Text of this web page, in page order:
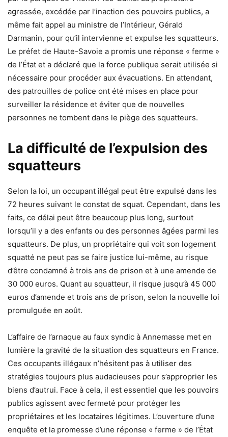
agressée, excédée par l’inaction des pouvoirs publics, a
même fait appel au ministre de l’Intérieur, Gérald
Darmanin, pour qu’il intervienne et expulse les squatteurs.
Le préfet de Haute-Savoie a promis une réponse « ferme »
de l’État et a déclaré que la force publique serait utilisée si
nécessaire pour procéder aux évacuations. En attendant,
des patrouilles de police ont été mises en place pour
surveiller la résidence et éviter que de nouvelles
personnes ne tombent dans le piège des squatteurs.
La difficulté de l’expulsion des
squatteurs
Selon la loi, un occupant illégal peut être expulsé dans les
72 heures suivant le constat de squat. Cependant, dans les
faits, ce délai peut être beaucoup plus long, surtout
lorsqu’il y a des enfants ou des personnes âgées parmi les
squatteurs. De plus, un propriétaire qui voit son logement
squatté ne peut pas se faire justice lui-même, au risque
d’être condamné à trois ans de prison et à une amende de
30 000 euros. Quant au squatteur, il risque jusqu’à 45 000
euros d’amende et trois ans de prison, selon la nouvelle loi
promulguée en août.
L’affaire de l’arnaque au faux syndic à Annemasse met en
lumière la gravité de la situation des squatteurs en France.
Ces occupants illégaux n’hésitent pas à utiliser des
stratégies toujours plus audacieuses pour s’approprier les
biens d’autrui. Face à cela, il est essentiel que les pouvoirs
publics agissent avec fermeté pour protéger les
propriétaires et les locataires légitimes. L’ouverture d’une
enquête et la promesse d’une réponse « ferme » de l’État